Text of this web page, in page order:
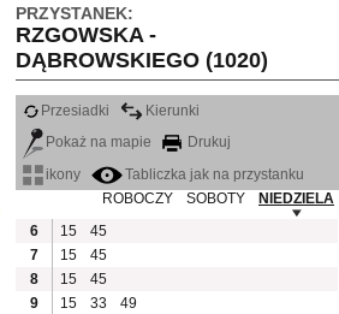
PRZYSTANEK:
RZGOWSKA -
DĄBROWSKIEGO (1020)
Przesiadki
Kierunki
Pokaż na mapie
Drukuj
ikony
Tabliczka jak na przystanku
ROBOCZY
SOBOTY
NIEDZIELA
6
15
45
7
15
45
8
15
45
9
15 33
49